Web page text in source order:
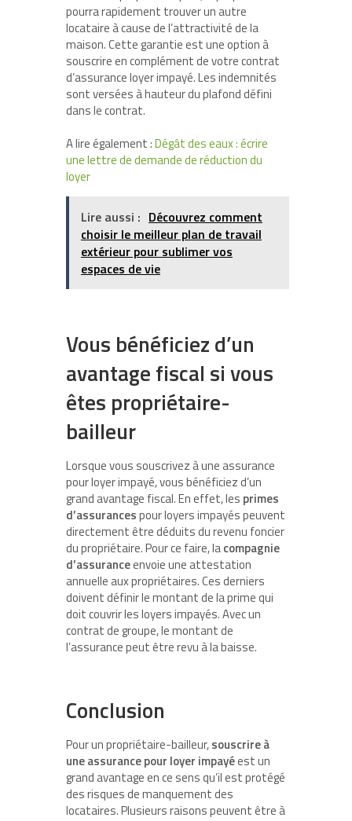
pourra rapidement trouver un autre
locataire à cause de l’attractivité de la
maison. Cette garantie est une option à
souscrire en complément de votre contrat
d’assurance loyer impayé. Les indemnités
sont versées à hauteur du plafond défini
dans le contrat.
A lire également :Dégât des eaux : écrire
une lettre de demande de réduction du
loyer
Lire aussi : Découvrez comment
choisir le meilleur plan de travail
extérieur pour sublimer vos
espaces de vie
Vous bénéficiez d’un
avantage fiscal si vous
êtes propriétaire-
bailleur
Lorsque vous souscrivez à une assurance
pour loyer impayé, vous bénéficiez d’un
grand avantage fiscal. En effet, les primes
d’assurancespour loyers impayés peuvent
directement être déduits du revenu foncier
du propriétaire. Pour ce faire, lacompagnie
d’assuranceenvoie une attestation
annuelle aux propriétaires. Ces derniers
doivent définir le montant de la prime qui
doit couvrir les loyers impayés. Avec un
contrat de groupe, le montant de
l’assurance peut être revu à la baisse.
Conclusion
Pour un propriétaire-bailleur,souscrire à
une assurance pour loyer impayéest un
grand avantage en ce sens qu’il est protégé
des risques de manquement des
locataires. Plusieurs raisons peuvent être à